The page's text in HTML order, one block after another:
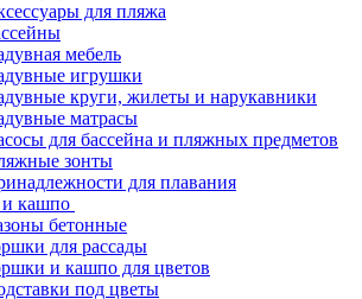
для пляжа
мебель
игрушки
круги, жилеты и нарукавники
матрасы
для бассейна и пляжных предметов
зонты
для плавания
кашпо
бетонные
для рассады
и кашпо для цветов
под цветы